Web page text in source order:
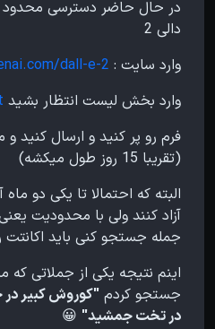
در حال حاضر دسترسی محدود
دالی 2
وارد سایت : dall-e-2/
وارد بخش لیست انتظار بشید
فرم رو پر کنید و ارسال کنید و
(تقریبا 15 روز طول میکشه)
البته که احتمالا تا یکی دو
جمله جستجو کنی باید اکانتت
جستجو کردم "کوروش کبیر در
در تخت جمشید" 😀